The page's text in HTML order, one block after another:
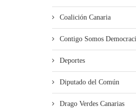
Coalición Canaria
Contigo Somos
Deportes
Diputado del Común
Drago Verdes Canarias